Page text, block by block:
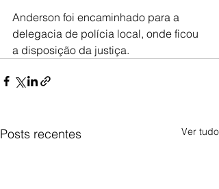
Anderson foi encaminhado para a
delegacia de polícia local, onde ficou
a disposição da justiça.
Posts recentes Ver tudo